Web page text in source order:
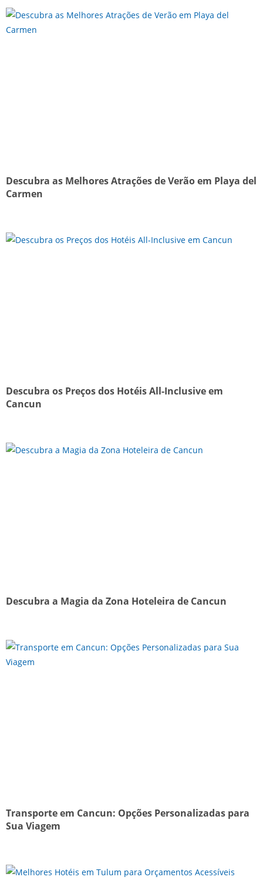
Descubra as Melhores Atrações de Verão em Playa del
Carmen
Descubra os Preços dos Hotéis All-Inclusive em
Cancun
Descubra a Magia da Zona Hoteleira de Cancun
Transporte em Cancun: Opções Personalizadas para
Sua Viagem